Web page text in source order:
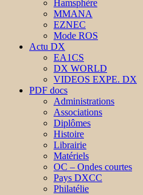
Hamsphère
MMANA
EZNEC
Mode ROS
Actu DX
EA1CS
DX WORLD
VIDEOS EXPE. DX
PDF docs
Administrations
Associations
Diplômes
Histoire
Librairie
Matériels
OC – Ondes courtes
Pays DXCC
Philatélie